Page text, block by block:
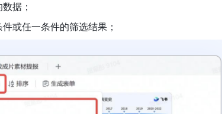
据；
或任一条件的筛选结果；